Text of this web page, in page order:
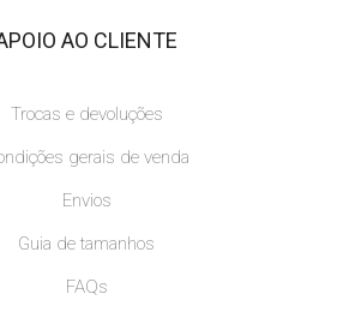
AO CLIENTE
Trocas e devoluções
gerais de venda
Envios
Guia de tamanhos
FAQs